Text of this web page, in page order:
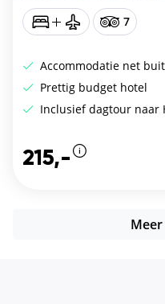
7
Accommodatie net
Prettig budget hotel
Inclusief dagtour naar
215,-